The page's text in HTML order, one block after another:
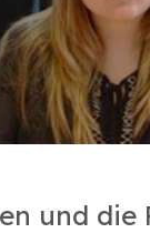
und die